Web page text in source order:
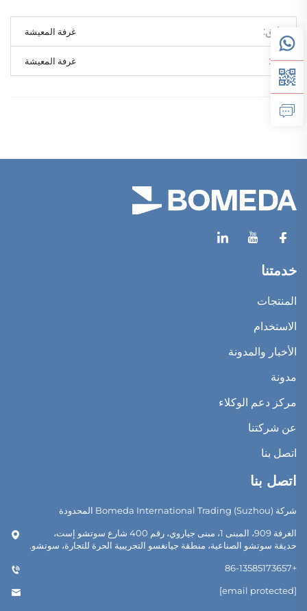
سابق غرفة المعيشة
تالي غرفة المعيشة
خدمتنا
المنتجات
الاستخدام
الأخبار والمدونة
مدونة
مركز دعم الوكلاء
عن شركتنا
اتصل بنا
اتصل بنا
شركة Bomeda International Trading (Suzhou) المحدودة
الغرفة 909، المبنى 1، مبنى جياروي، رقم 400 شارع سوتشو إست،
حديقة سوتشو الصناعية، منطقة جيانغسو التجريبية الحرة للتجارة، سوتشو.
+86-13585173657
[email protected]